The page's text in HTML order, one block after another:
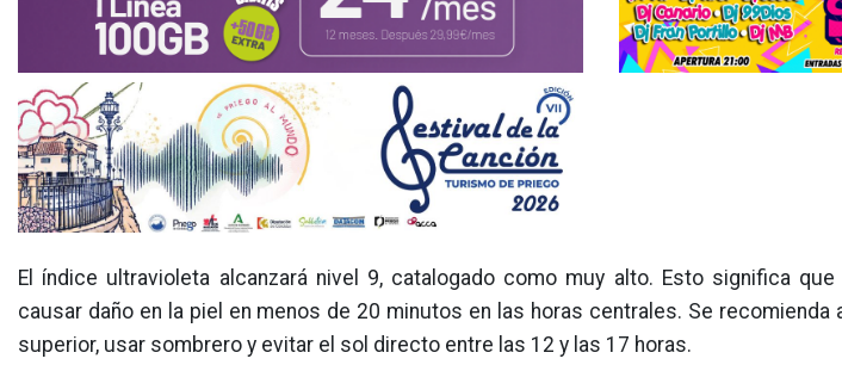
El índice ultravioleta alcanzará nivel 9, catalogado como muy alto. Esto significa
causar daño en la piel en menos de 20 minutos en las horas centrales. Se
superior, usar sombrero y evitar el sol directo entre las 12 y las 17 horas.